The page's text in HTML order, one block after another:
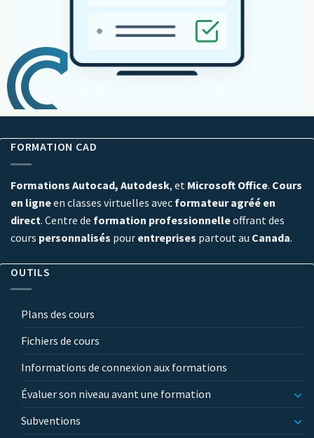
FORMATION CAD
Formations Autocad, Autodesk, et Microsoft Office. Cours
en ligneen classes virtuelles avec formateur agréé en
direct. Centre de formation professionnelleoffrant des
cours personnalisés pour entreprises partout au Canada.
OUTILS
Plans des cours
Fichiers de cours
Informations de connexion aux formations
Évaluer son niveau avant une formation
Subventions